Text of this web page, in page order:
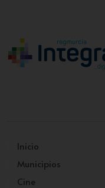
Inicio
Municipios
Cine